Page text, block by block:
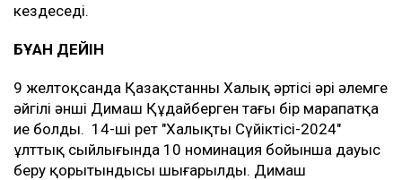
кездеседі.
БҰҒАН ДЕЙІН
9 желтоқсанда Қазақстанның Халық әртісі әрі әлемге
әйгілі әнші Димаш Құдайберген тағы бір марапатқа
ие болды. 14-ші рет "Халықтың Сүйіктісі-2024"
ұлттық сыйлығында 10 номинация бойынша дауыс
беру қорытындысы шығарылды. Димаш